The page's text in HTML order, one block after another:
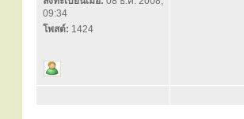
09:34
โพสต์: 1424